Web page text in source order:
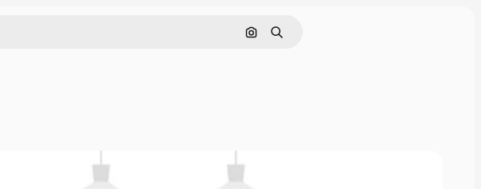
Nach Bild suchen
Suchen